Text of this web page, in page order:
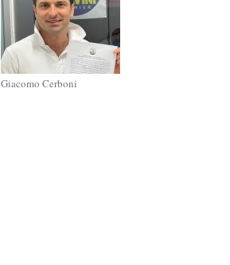
Giacomo Cerboni